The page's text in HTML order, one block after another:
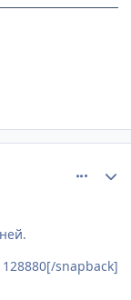
snapback]